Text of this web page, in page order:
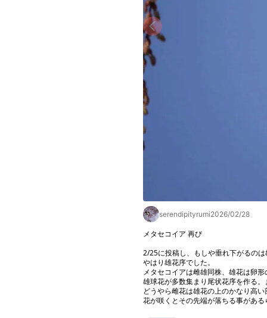
serendipityrumi2026/02/28
メタセコイア 再び
2/25に投稿し、もしや垂れ下がるの
やはり雄花序でした。
メタセコイアは雌雄同株、雄花は卵形
雄球花が多数集まり尾状花序を作る
どうやら雌花は雄花の上のかなり高
花が咲くとその先端が落ちる事があ